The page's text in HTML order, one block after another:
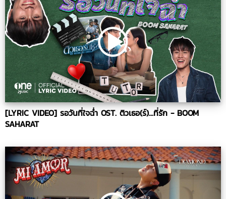
[LYRIC VIDEO] รอวันที่ใจฉ่ำ OST. ติวเธอ(ร์)...ที่รัก - BOOM
SAHARAT